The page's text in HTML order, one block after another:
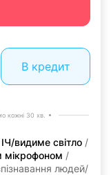
В кредит
кожні 30 хв.
ІЧ/видиме світло /
мікрофоном /
людей/